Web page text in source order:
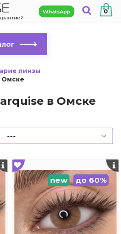
0
линзы
Омске
в Омске
new до 60%